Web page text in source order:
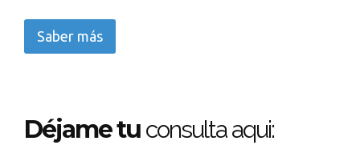
Saber más
Déjame tu consulta aqui: